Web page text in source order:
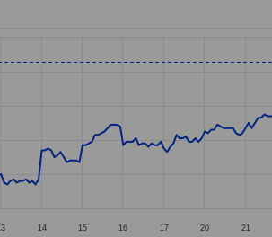
axis displaying values. Data ranges
14 15 16 17 20 21